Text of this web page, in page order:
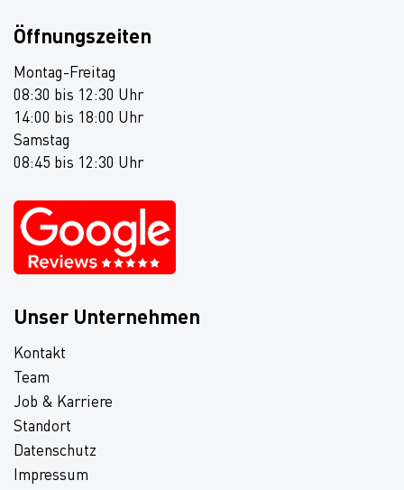
Öffnungszeiten
Montag-Freitag
08:30 bis 12:30 Uhr
14:00 bis 18:00 Uhr
Samstag
08:45 bis 12:30 Uhr
Unser Unternehmen
Kontakt
Team
Job & Karriere
Standort
Datenschutz
Impressum